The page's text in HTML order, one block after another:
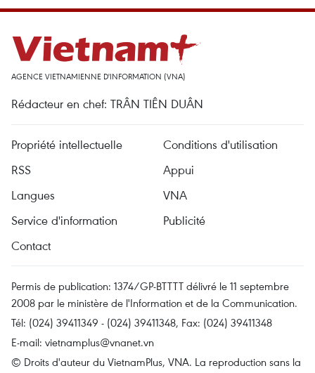
AGENCE VIETNAMIENNE D'INFORMATION (VNA)
Rédacteur en chef: TRÂN TIÊN DUÂN
Propriété intellectuelle
Conditions d'utilisation
RSS
Appui
Langues
VNA
Service d'information
Publicité
Contact
Permis de publication: 1374/GP-BTTTT délivré le 11 septembre
2008 par le ministère de l'Information et de la Communication.
Tél: (024) 39411349 - (024) 39411348, Fax: (024) 39411348
E-mail: vietnamplus@vnanet.vn
© Droits d'auteur du VietnamPlus, VNA. La reproduction sans la